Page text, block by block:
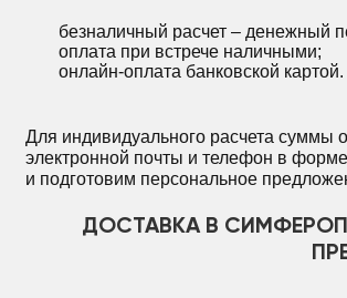
безналичный расчет – денежный
оплата при встрече наличными;
онлайн-оплата банковской картой.
Для индивидуального расчета суммы
электронной почты и телефон в
и подготовим персональное
ДОСТАВКА В